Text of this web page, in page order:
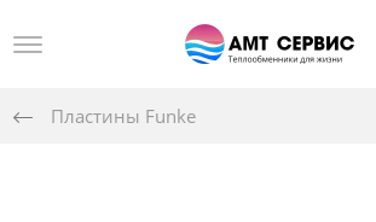
Пластины Funke